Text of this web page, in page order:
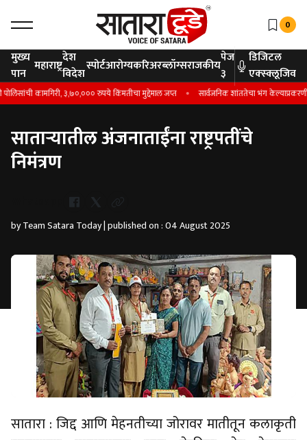
0
मुख्य
पान महाराष्ट्रदेश
विदेशस्पोर्टआरोग्यकरिअरब्लॉग्सराजकीयपेज
३
डिजिटल
एक्स्क्लूजिव
कामगिरी, ३,७०,००० रुपये किंमतीचा मुद्देमाल जप्त सार्वजनिक शांततेचा भंग केल्याप्रकरणी
साताऱ्यातील अंजनाताईंना राष्ट्रपतींचे
निमंत्रण
by Team Satara Today | published on : 04 August 2025
सातारा : जिद्द आणि मेहनतीच्या जोरावर मातीतून कलाकृती